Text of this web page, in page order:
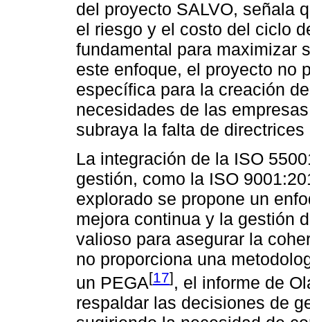
del proyecto SALVO, señala
el riesgo y el costo del ciclo
fundamental para maximizar
este enfoque, el proyecto no
específica para la creación
necesidades de las
subraya la falta de
La integración de la ISO
gestión, como la ISO
explorado se propone un
mejora continua y la gestión
valioso para asegurar la
no proporciona una
un PEGA[17], el informe de
respaldar las decisiones de